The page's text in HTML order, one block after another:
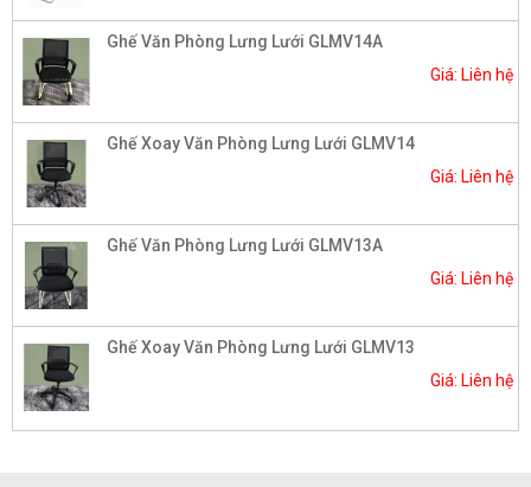
Ghế Văn Phòng Lưng Lưới GLMV14A
Giá: Liên hệ
Ghế Xoay Văn Phòng Lưng Lưới GLMV14
Giá: Liên hệ
Ghế Văn Phòng Lưng Lưới GLMV13A
Giá: Liên hệ
Ghế Xoay Văn Phòng Lưng Lưới GLMV13
Giá: Liên hệ